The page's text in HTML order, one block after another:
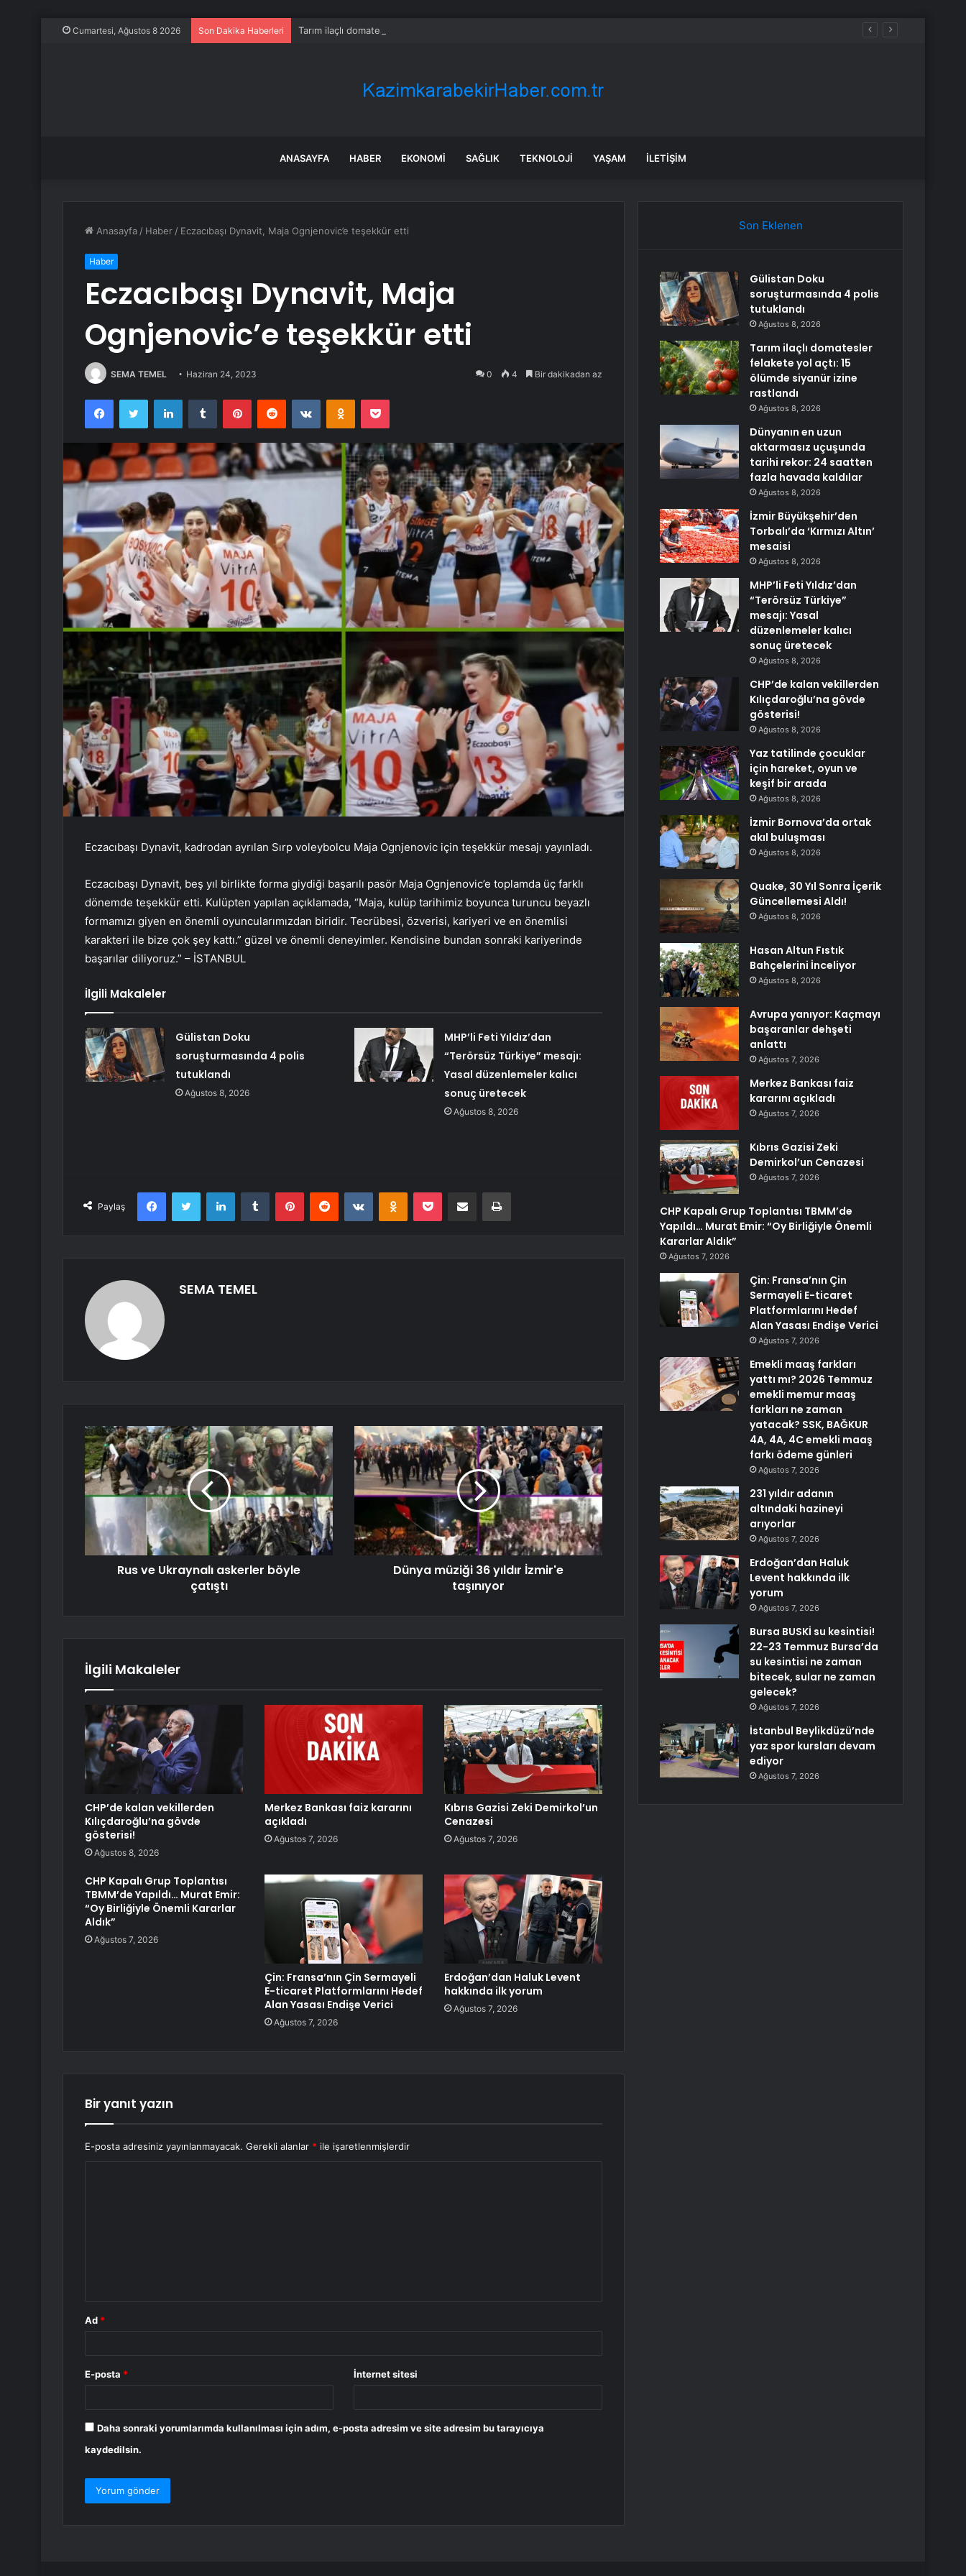
Cumartesi, Ağustos 8 2026 Son Dakika Haberleri Tarım ilaçlı domatesler felakete yol açtı: 15 ölümde siyanür izine rastlandı
ANASAYFA HABER EKONOMI SAĞLIK TEKNOLOJI YAŞAM İLETIŞIM
Anasayfa / Haber / Eczacıbaşı Dynavit, Maja Ognjenovic’e teşekkür etti
Haber
Eczacıbaşı Dynavit, Maja
Ognjenovic’e teşekkür etti
SEMA TEMEL Haziran 24, 2023 0 4 Bir dakikadan az
FacebookTwitter LinkedInTumblr PinterestReddit VKontakteOdnoklassniki
Pocket
Eczacıbaşı Dynavit, kadrodan ayrılan Sırp voleybolcu Maja Ognjenovic için teşekkür mesajı yayınladı.
Eczacıbaşı Dynavit, beş yıl birlikte forma giydiği başarılı pasör Maja Ognjenovic’e toplamda üç farklı
dönemde teşekkür etti. Kulüpten yapılan açıklamada, “Maja, kulüp tarihimiz boyunca turuncu beyazlı
formamızı giyen en önemli oyuncularımızdan biridir. Tecrübesi, özverisi, kariyeri ve en önemlisi
karakteri ile bize çok şey kattı.” güzel ve önemli deneyimler. Kendisine bundan sonraki kariyerinde
başarılar diliyoruz.” – İSTANBUL
İlgili Makaleler
Gülistan Doku
soruşturmasında 4 polis
tutuklandı
Ağustos 8, 2026
MHP’li Feti Yıldız’dan
“Terörsüz Türkiye” mesajı:
Yasal düzenlemeler kalıcı
sonuç üretecek
Ağustos 8, 2026
Paylaş
FacebookTwitter LinkedInTumblr PinterestReddit VKontakteOdnoklassniki
Pocket E-Posta ile paylaş Yazdır
SEMA TEMEL
Rus ve Ukraynalı askerler böyle
çatıştı
Dünya müziği 36 yıldır İzmir'e
taşınıyor
İlgili Makaleler
CHP’de kalan vekillerden
Kılıçdaroğlu’na gövde
gösterisi!
Ağustos 8, 2026
Merkez Bankası faiz kararını
açıkladı
Ağustos 7, 2026
Kıbrıs Gazisi Zeki Demirkol’un
Cenazesi
Ağustos 7, 2026
CHP Kapalı Grup Toplantısı
TBMM’de Yapıldı… Murat Emir:
“Oy Birliğiyle Önemli Kararlar
Aldık”
Ağustos 7, 2026
Çin: Fransa’nın Çin Sermayeli
E-ticaret Platformlarını Hedef
Alan Yasası Endişe Verici
Ağustos 7, 2026
Erdoğan’dan Haluk Levent
hakkında ilk yorum
Ağustos 7, 2026
Bir yanıt yazın
E-posta adresiniz yayınlanmayacak. Gerekli alanlar * ile işaretlenmişlerdir
Ad *
E-posta * İnternet sitesi
Daha sonraki yorumlarımda kullanılması için adım, e-posta adresim ve site adresim bu tarayıcıya
kaydedilsin.
Son Eklenen
Gülistan Doku
soruşturmasında 4 polis
tutuklandı
Ağustos 8, 2026
Tarım ilaçlı domatesler
felakete yol açtı: 15
ölümde siyanür izine
rastlandı
Ağustos 8, 2026
Dünyanın en uzun
aktarmasız uçuşunda
tarihi rekor: 24 saatten
fazla havada kaldılar
Ağustos 8, 2026
İzmir Büyükşehir’den
Torbalı’da ‘Kırmızı Altın’
mesaisi
Ağustos 8, 2026
MHP’li Feti Yıldız’dan
“Terörsüz Türkiye”
mesajı: Yasal
düzenlemeler kalıcı
sonuç üretecek
Ağustos 8, 2026
CHP’de kalan vekillerden
Kılıçdaroğlu’na gövde
gösterisi!
Ağustos 8, 2026
Yaz tatilinde çocuklar
için hareket, oyun ve
keşif bir arada
Ağustos 8, 2026
İzmir Bornova’da ortak
akıl buluşması
Ağustos 8, 2026
Quake, 30 Yıl Sonra İçerik
Güncellemesi Aldı!
Ağustos 8, 2026
Hasan Altun Fıstık
Bahçelerini İnceliyor
Ağustos 8, 2026
Avrupa yanıyor: Kaçmayı
başaranlar dehşeti
anlattı
Ağustos 7, 2026
Merkez Bankası faiz
kararını açıkladı
Ağustos 7, 2026
Kıbrıs Gazisi Zeki
Demirkol’un Cenazesi
Ağustos 7, 2026
CHP Kapalı Grup Toplantısı TBMM’de
Yapıldı… Murat Emir: “Oy Birliğiyle Önemli
Kararlar Aldık”
Ağustos 7, 2026
Çin: Fransa’nın Çin
Sermayeli E-ticaret
Platformlarını Hedef
Alan Yasası Endişe Verici
Ağustos 7, 2026
Emekli maaş farkları
yattı mı? 2026 Temmuz
emekli memur maaş
farkları ne zaman
yatacak? SSK, BAĞKUR
4A, 4A, 4C emekli maaş
farkı ödeme günleri
Ağustos 7, 2026
231 yıldır adanın
altındaki hazineyi
arıyorlar
Ağustos 7, 2026
Erdoğan’dan Haluk
Levent hakkında ilk
yorum
Ağustos 7, 2026
Bursa BUSKİ su kesintisi!
22-23 Temmuz Bursa’da
su kesintisi ne zaman
bitecek, sular ne zaman
gelecek?
Ağustos 7, 2026
İstanbul Beylikdüzü’nde
yaz spor kursları devam
ediyor
Ağustos 7, 2026